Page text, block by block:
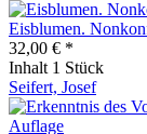
Eisblumen.
32,00 € *
Inhalt 1 Stück
Seifert, Josef